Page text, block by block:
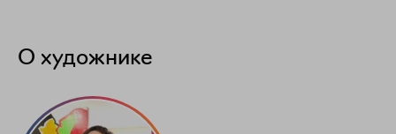
О художнике